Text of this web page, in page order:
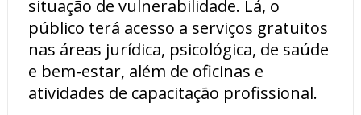
situação de vulnerabilidade. Lá, o
público terá acesso a serviços gratuitos
nas áreas jurídica, psicológica, de saúde
e bem-estar, além de oficinas e
atividades de capacitação profissional.